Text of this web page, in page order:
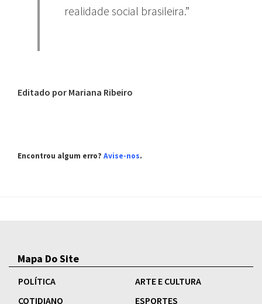
realidade social brasileira.”
Editado por Mariana Ribeiro
Encontrou algum erro? Avise-nos.
Mapa Do Site
POLÍTICA
ARTE E CULTURA
COTIDIANO
ESPORTES